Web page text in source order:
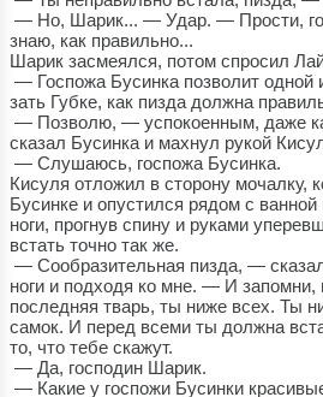
— Но, Шарик... — Удар. — Прости,
знаю, как правильно...
Шарик засмеялся, потом спросил
— Госпожа Бусинка позволит одной
зать Губке, как пизда должна
— Позволю, — успокоенным, даже
сказал Бусинка и махнул рукой
— Слушаюсь, госпожа Бусинка.
Кисуля отложил в сторону мочалку,
Бусинке и опустился рядом с
ноги, прогнув спину и руками
встать точно так же.
— Сообразительная пизда, —
ноги и подходя ко мне. — И запомни,
последняя тварь, ты ниже всех. Ты
самок. И перед всеми ты должна
то, что тебе скажут.
— Да, господин Шарик.
— Какие у госпожи Бусинки